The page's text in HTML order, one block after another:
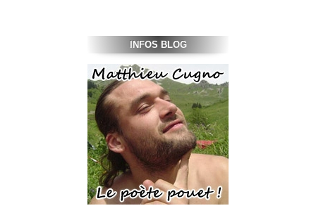
INFOS BLOG